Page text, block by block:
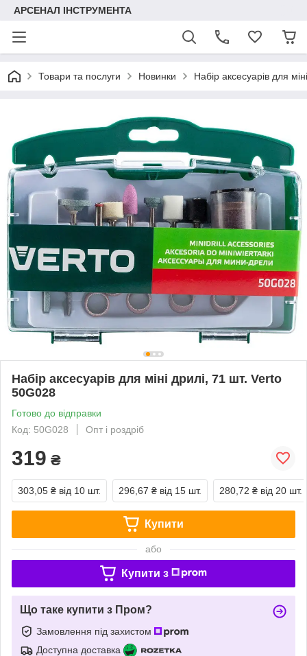
АРСЕНАЛ ІНСТРУМЕНТА
Товари та послуги Новинки Набір аксесуарів для
Набір аксесуарів для міні дрилі, 71 шт. Verto
50G028
Готово до відправки
Код: 50G028
Опт і роздріб
319 ₴
303,05 ₴ від 10 шт. 296,67 ₴ від 15 шт. 280,72 ₴ від 20 шт.
Купити
або
Купити з
Що таке купити з Пром?
Замовлення під захистом
Доступна доставка